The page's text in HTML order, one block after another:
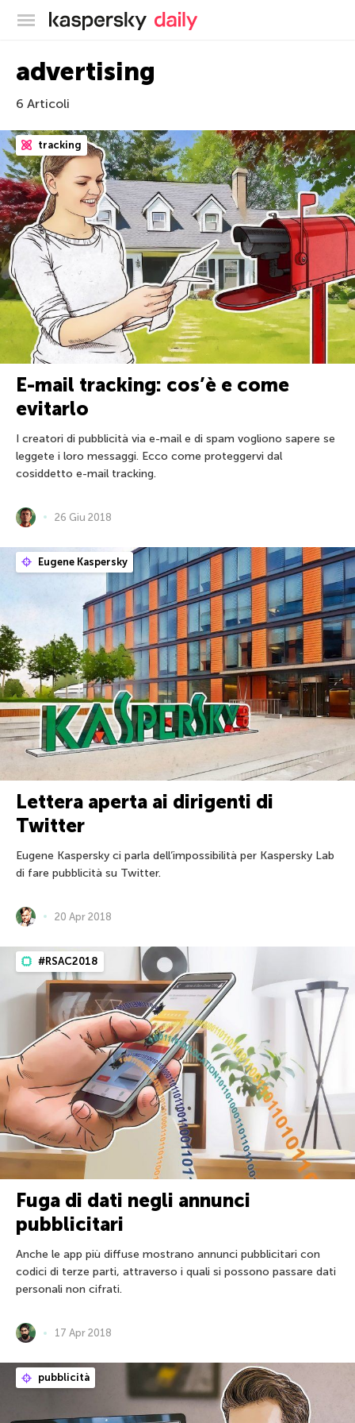
Blog ufficiale di Kaspersky
advertising
6 Articoli
tracking
E-mail tracking: cos’è e come
evitarlo
I creatori di pubblicità via e-mail e di spam vogliono sapere se
leggete i loro messaggi. Ecco come proteggervi dal
cosiddetto e-mail tracking.
26 Giu 2018
Eugene Kaspersky
Lettera aperta ai dirigenti di
Twitter
Eugene Kaspersky ci parla dell’impossibilità per Kaspersky Lab
di fare pubblicità su Twitter.
20 Apr 2018
#RSAC2018
Fuga di dati negli annunci
pubblicitari
Anche le app più diffuse mostrano annunci pubblicitari con
codici di terze parti, attraverso i quali si possono passare dati
personali non cifrati.
17 Apr 2018
pubblicità